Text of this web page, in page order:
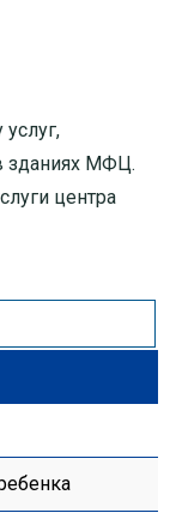
зданиях МФЦ.
центра